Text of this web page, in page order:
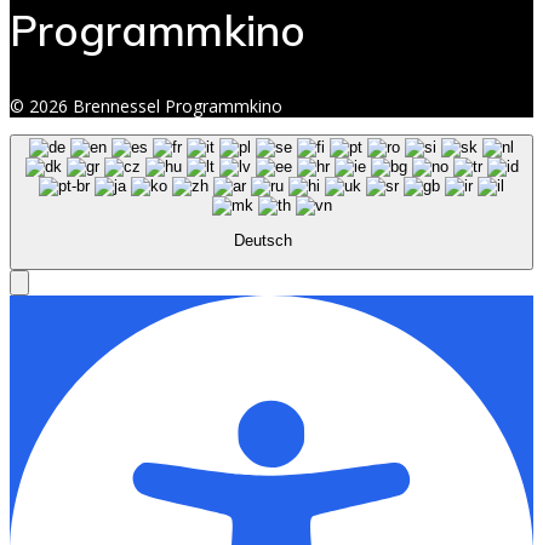
Programmkino
© 2026 Brennessel Programmkino
Deutsch